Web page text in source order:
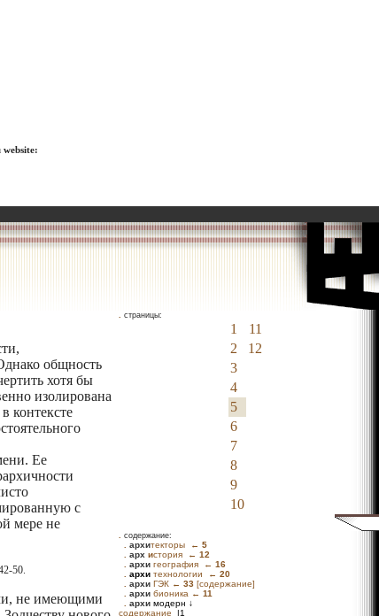
общность
хотя бы
изолирована
контексте
Ее
с
мере не
50.
не имеющими
. страницы:
1
11
2
12
3
4
5
6
7
8
9
10
. содержание: